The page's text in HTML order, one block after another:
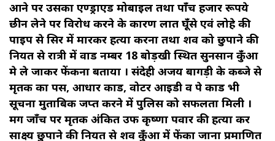
आने पर उसका एण्ड्राएड मोबाइल तथा पाँच हजार रूपये
छीन लेने पर विरोध करने के कारण लात घूँसे एवं लोहे की
पाइप से सिर में मारकर हत्या करना तथा शव को छुपाने की
नियत से रात्री में वार्ड नम्बर 18 बोड़खी स्थित सुनसान कुँआ
मे ले जाकर फेंकना बताया । संदेही अजय बागड़ी के कब्जे से
मृतक का पर्स, आधार कार्ड, वोटर आईडी व पे कार्ड भी
सूचना मुताबिक जप्त करने में पुलिस को सफलता मिली ।
मर्ग जाँच पर मृतक अंकित उर्फ कृष्णा पवार की हत्या कर
साक्ष्य छुपाने की नियत से शव कुँआ में फेंका जाना प्रमाणित